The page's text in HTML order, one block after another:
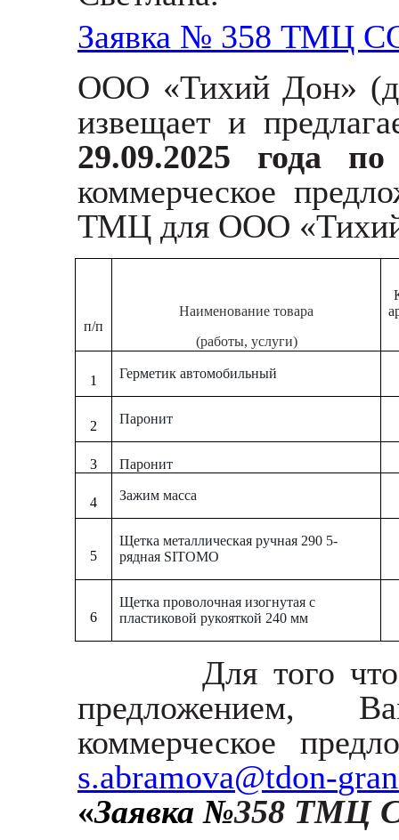
Заявка № 358 ТМЦ
ООО «Тихий Дон»
извещает и
29.09.2025 года
коммерческое
ТМЦ для ООО
п/п
Наименование товара
(работы, услуги)
1 Герметик автомобильный
2 Паронит
3 Паронит
4 Зажим масса
5
Щетка металлическая ручная 290 5-
рядная SITOMO
6
Щетка проволочная изогнутая с
пластиковой рукояткой 240 мм
Для того
предложением,
коммерческое
s.abramova@tdon-
«Заявка №358 ТМЦ